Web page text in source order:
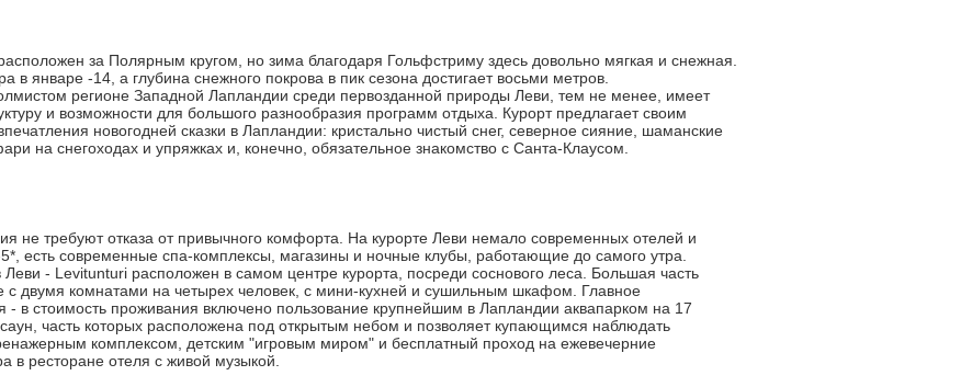
за Полярным кругом, но зима благодаря Гольфстриму здесь довольно мягкая и снежная.
в январе -14, а глубина снежного покрова в пик сезона достигает восьми метров.
регионе Западной Лапландии среди первозданной природы Леви, тем не менее, имеет
и возможности для большого разнообразия программ отдыха. Курорт предлагает своим
новогодней сказки в Лапландии: кристально чистый снег, северное сияние, шаманские
на снегоходах и упряжках и, конечно, обязательное знакомство с Санта-Клаусом.
не требуют отказа от привычного комфорта. На курорте Леви немало современных отелей и
есть современные спа-комплексы, магазины и ночные клубы, работающие до самого утра.
- Levitunturi расположен в самом центре курорта, посреди соснового леса. Большая часть
двумя комнатами на четырех человек, с мини-кухней и сушильным шкафом. Главное
- в стоимость проживания включено пользование крупнейшим в Лапландии аквапарком на 17
часть которых расположена под открытым небом и позволяет купающимся наблюдать
комплексом, детским "игровым миром" и бесплатный проход на ежевечерние
в ресторане отеля с живой музыкой.